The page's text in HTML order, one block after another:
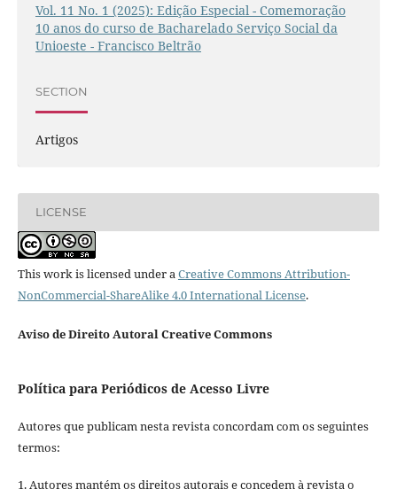
Vol. 11 No. 1 (2025): Edição Especial - Comemoração
10 anos do curso de Bacharelado Serviço Social da
Unioeste - Francisco Beltrão
SECTION
Artigos
LICENSE
This work is licensed under aCreative Commons Attribution-
NonCommercial-ShareAlike 4.0 International License.
Aviso de Direito Autoral Creative Commons
Política para Periódicos de Acesso Livre
Autores que publicam nesta revista concordam com os seguintes
termos:
1. Autores mantém os direitos autorais e concedem à revista o